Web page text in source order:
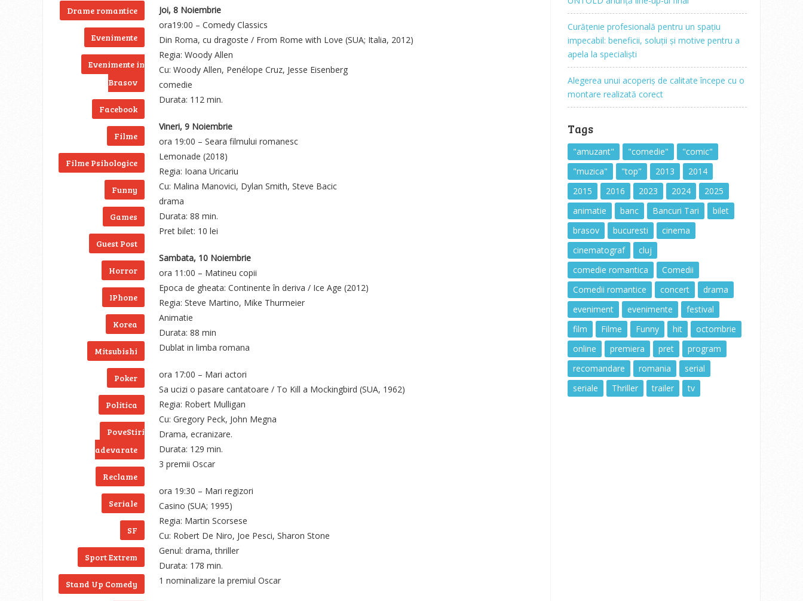
Drame romantice
Evenimente
Evenimente in
Brasov
Facebook
Filme
Filme Psihologice
Funny
Games
Guest Post
Horror
IPhone
Korea
Mitsubishi
Poker
Politica
PoveStiri
adevarate
Reclame
Seriale
SF
Sport Extrem
Stand Up Comedy
Joi, 8 Noiembrie
ora19:00 – Comedy Classics
Din Roma, cu dragoste / From Rome with Love (SUA; Italia, 2012)
Regia: Woody Allen
Cu: Woody Allen, Penélope Cruz, Jesse Eisenberg
comedie
Durata: 112 min.
Vineri, 9 Noiembrie
ora 19:00 – Seara filmului romanesc
Lemonade (2018)
Regia: Ioana Uricariu
Cu: Malina Manovici, Dylan Smith, Steve Bacic
drama
Durata: 88 min.
Pret bilet: 10 lei
Sambata, 10 Noiembrie
ora 11:00 – Matineu copii
Epoca de gheata: Continente în deriva / Ice Age (2012)
Regia: Steve Martino, Mike Thurmeier
Animatie
Durata: 88 min
Dublat in limba romana
ora 17:00 – Mari actori
Sa ucizi o pasare cantatoare / To Kill a Mockingbird (SUA, 1962)
Regia: Robert Mulligan
Cu: Gregory Peck, John Megna
Drama, ecranizare.
Durata: 129 min.
3 premii Oscar
ora 19:30 – Mari regizori
Casino (SUA; 1995)
Regia: Martin Scorsese
Cu: Robert De Niro, Joe Pesci, Sharon Stone
Genul: drama, thriller
Durata: 178 min.
1 nominalizare la premiul Oscar
Curățenie profesională pentru un spațiu
impecabil: beneficii, soluții și motive pentru a
apela la specialiști
Alegerea unui acoperiș de calitate începe cu o
montare realizată corect
Tags
"amuzant" "comedie"
"comic"
"muzica"
"top" 2013
2014
2015
2016 2023 2024
2025
animatie
banc Bancuri Tari
bilet
brasov
bucuresti
cinema
cinematograf
cluj
comedie romantica
Comedii
Comedii romantice
concert
drama
eveniment
evenimente
festival
film
Filme Funny hit
octombrie
online
premiera pret
program
recomandare
romania
serial
seriale
Thriller trailer tv